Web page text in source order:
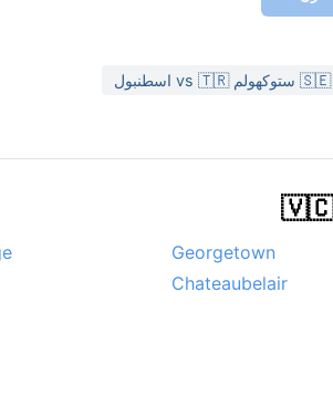
🇸🇪 ستوكهولم vs 🇹🇷 اسطنبول
Georgetown
Chateaubelair